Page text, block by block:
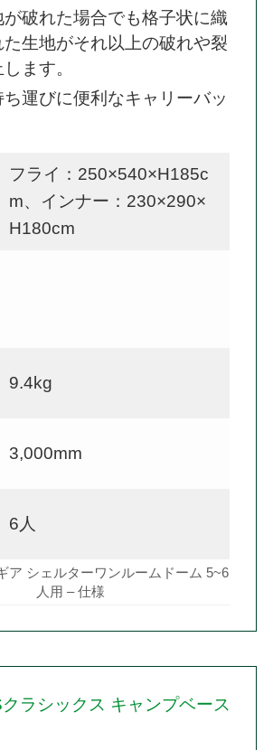
破れた場合でも格子状に織
た生地がそれ以上の破れや裂
ます。
運びに便利なキャリーバッ
フライ：250×540×H185c
m、インナー：230×290×
H180cm
9.4kg
3,000mm
6人
ア シェルターワンルームドーム 5~6
人用 – 仕様
ラシックス キャンプベース